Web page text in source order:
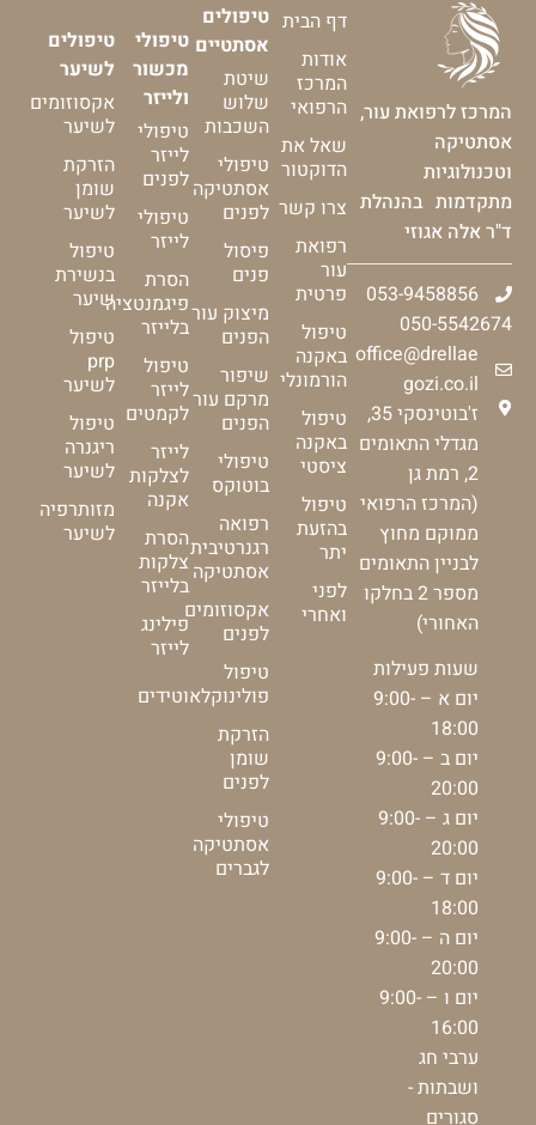
המרכז לרפואת עור,
אסתטיקה
וטכנולוגיות
מתקדמות בהנהלת
ד"ר אלה אגוזי
053-9458856
050-5542674
office@drellae
gozi.co.il
ז'בוטינסקי 35,
מגדלי התאומים
2, רמת גן
(המרכז הרפואי
ממוקם מחוץ
לבניין התאומים
מספר 2 בחלקו
האחורי)
שעות פעילות
יום א – 9:00-
18:00
יום ב – 9:00-
20:00
יום ג – 9:00-
20:00
יום ד – 9:00-
18:00
יום ה – 9:00-
20:00
יום ו – 9:00-
16:00
ערבי חג
ושבתות -
סגורים
דף הבית
אודות
המרכז
הרפואי
שאל את
הדוקטור
צרו קשר
רפואת
עור
פרטית
טיפול
באקנה
הורמונלי
טיפול
באקנה
ציסטי
טיפול
בהזעת
יתר
לפני
ואחרי
טיפולים
אסתטיים
שיטת
שלוש
השכבות
טיפולי
אסתטיקה
לפנים
פיסול
פנים
מיצוק עור
הפנים
שיפור
מרקם עור
הפנים
טיפולי
בוטוקס
רפואה
רגנרטיבית
אסתטיקה
אקסוזומים
לפנים
טיפול
פולינוקלאוטידים
הזרקת
שומן
לפנים
טיפולי
אסתטיקה
לגברים
טיפולי
מכשור
ולייזר
טיפולי
לייזר
לפנים
טיפולי
לייזר
הסרת
פיגמנטציה
בלייזר
טיפול
לייזר
לקמטים
לייזר
לצלקות
אקנה
הסרת
צלקות
בלייזר
פילינג
לייזר
טיפולים
לשיער
אקסוזומים
לשיער
הזרקת
שומן
לשיער
טיפול
בנשירת
שיער
טיפול
prp
לשיער
טיפול
ריגנרה
לשיער
מזותרפיה
לשיער